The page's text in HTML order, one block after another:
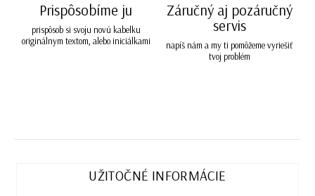
Prispôsobíme ju
prispôsob si svoju novú kabelku
originálnym textom, alebo iniciálkami
Záručný aj pozáručný
servis
napíš nám a my ti pomôžeme vyriešiť
tvoj problém
UŽITOČNÉ INFORMÁCIE